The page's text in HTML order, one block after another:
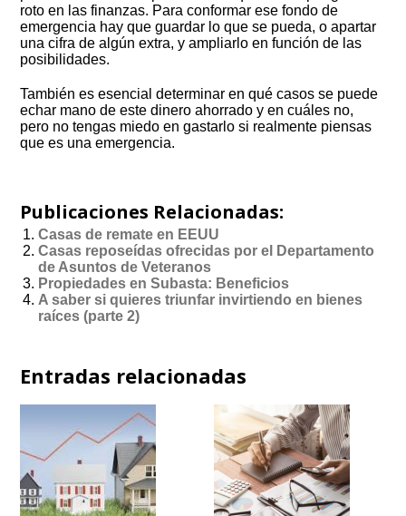
roto en las finanzas. Para conformar ese fondo de
emergencia hay que guardar lo que se pueda, o apartar
una cifra de algún extra, y ampliarlo en función de las
posibilidades.
También es esencial determinar en qué casos se puede
echar mano de este dinero ahorrado y en cuáles no,
pero no tengas miedo en gastarlo si realmente piensas
que es una emergencia.
Publicaciones Relacionadas:
Casas de remate en EEUU
Casas reposeídas ofrecidas por el Departamento
de Asuntos de Veteranos
Propiedades en Subasta: Beneficios
A saber si quieres triunfar invirtiendo en bienes
raíces (parte 2)
Entradas relacionadas